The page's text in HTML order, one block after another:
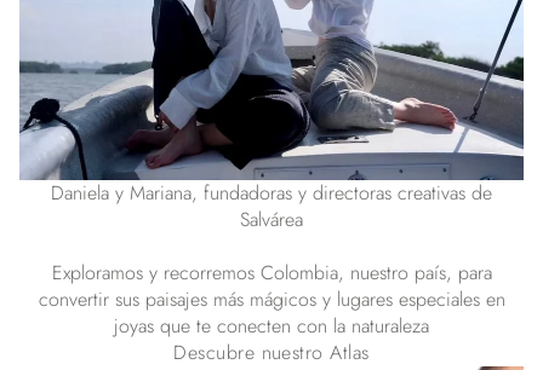
Daniela y Mariana, fundadoras y directoras creativas de
Salvárea
Exploramos y recorremos Colombia, nuestro país, para
convertir sus paisajes más mágicos y lugares especiales en
joyas que te conecten con la naturaleza
Descubre nuestro Atlas